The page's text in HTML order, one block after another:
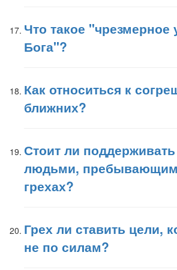
Что такое "чрезмерное
Бога"?
Как относиться к
ближних?
Стоит ли
людьми,
грехах?
Грех ли ставить цели,
не по силам?